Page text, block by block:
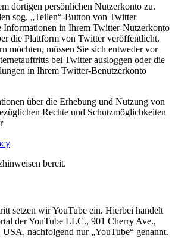
dortigen persönlichen Nutzerkonto zu.
sog. „Teilen“-Button von Twitter
Informationen in Ihrem Twitter-Nutzerkonto
die Plattform von Twitter veröffentlicht.
möchten, müssen Sie sich entweder vor
bei Twitter ausloggen oder die
in Ihrem Twitter-Benutzerkonto
über die Erhebung und Nutzung von
Rechte und Schutzmöglichkeiten
bereit.
setzen wir YouTube ein. Hierbei handelt
der YouTube LLC., 901 Cherry Ave.,
nachfolgend nur „YouTube“ genannt.